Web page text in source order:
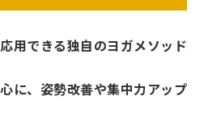
用できる独自のヨガメソッド
に、姿勢改善や集中力アップ